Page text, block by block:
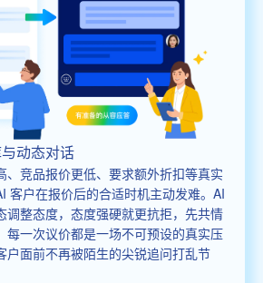
动态对话
、竞品报价更低、要求额外折扣等真实
客户在报价后的合适时机主动发难。AI
调整态度，态度强硬就更抗拒，先共情
每一次议价都是一场不可预设的真实压
户面前不再被陌生的尖锐追问打乱节